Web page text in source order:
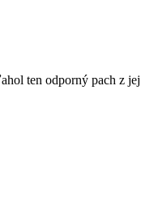
ten odporný pach z jej